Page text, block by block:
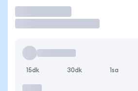
15dk 30dk 1sa